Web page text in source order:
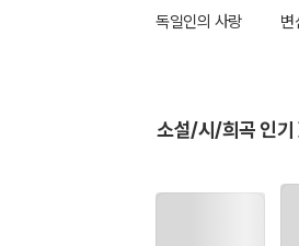
독일인의 사랑 변
소설/시/희곡 인기